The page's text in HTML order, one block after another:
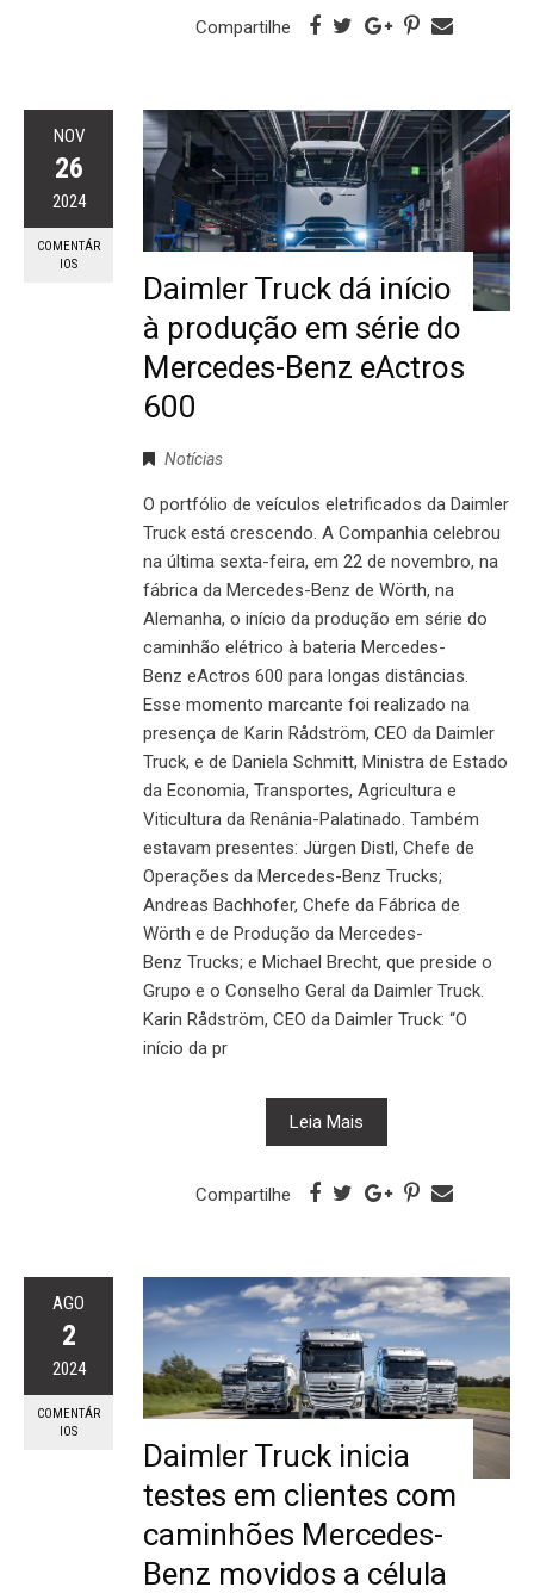
Compartilhe
NOV
26
2024
COMENTÁR
IOS
Daimler Truck dá início
à produção em série do
Mercedes-Benz eActros
600
Notícias
O portfólio de veículos eletrificados da Daimler
Truck está crescendo. A Companhia celebrou
na última sexta-feira, em 22 de novembro, na
fábrica da Mercedes-Benz de Wörth, na
Alemanha, o início da produção em série do
caminhão elétrico à bateria Mercedes-
Benz eActros 600 para longas distâncias.
Esse momento marcante foi realizado na
presença de Karin Rådström, CEO da Daimler
Truck, e de Daniela Schmitt, Ministra de Estado
da Economia, Transportes, Agricultura e
Viticultura da Renânia-Palatinado. Também
estavam presentes: Jürgen Distl, Chefe de
Operações da Mercedes-Benz Trucks;
Andreas Bachhofer, Chefe da Fábrica de
Wörth e de Produção da Mercedes-
Benz Trucks; e Michael Brecht, que preside o
Grupo e o Conselho Geral da Daimler Truck.
Karin Rådström, CEO da Daimler Truck: “O
início da pr
Leia Mais
Compartilhe
AGO
2
2024
COMENTÁR
IOS
Daimler Truck inicia
testes em clientes com
caminhões Mercedes-
Benz movidos a célula